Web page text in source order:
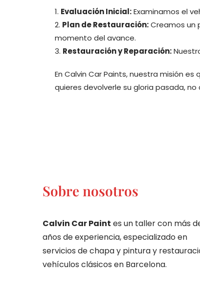
1. Evaluación Inicial:Examinamos el
2. Plan de Restauración:Creamos un
momento del avance.
3. Restauración y Reparación:
En Calvin Car Paints, nuestra misión
quieres devolverle su gloria pasada,
Sobre nosotros
Calvin Car Paint es un taller con más
años de experiencia, especializado en
servicios de chapa y pintura y
vehículos clásicos en Barcelona.